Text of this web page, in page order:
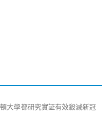
大學都研究實証有效殺滅新冠